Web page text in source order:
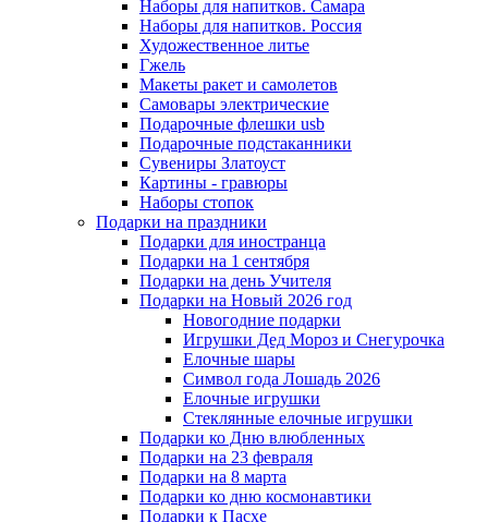
Наборы для напитков. Самара
Наборы для напитков. Россия
Художественное литье
Гжель
Макеты ракет и самолетов
Самовары электрические
Подарочные флешки usb
Подарочные подстаканники
Сувениры Златоуст
Картины - гравюры
Наборы стопок
Подарки на праздники
Подарки для иностранца
Подарки на 1 сентября
Подарки на день Учителя
Подарки на Новый 2026 год
Новогодние подарки
Игрушки Дед Мороз и Снегурочка
Елочные шары
Символ года Лошадь 2026
Елочные игрушки
Стеклянные елочные игрушки
Подарки ко Дню влюбленных
Подарки на 23 февраля
Подарки на 8 марта
Подарки ко дню космонавтики
Подарки к Пасхе